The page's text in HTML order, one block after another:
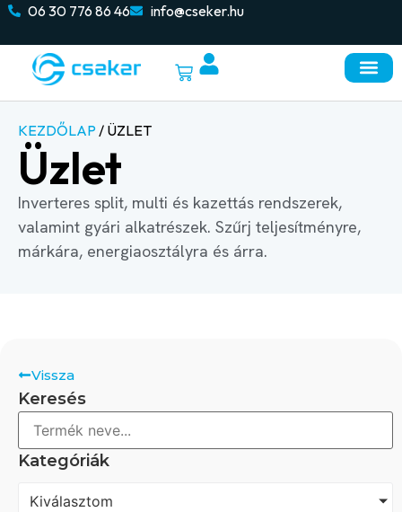
06 30 776 86 46 info@cseker.hu
KEZDŐLAP / ÜZLET
Üzlet
Inverteres split, multi és kazettás rendszerek,
valamint gyári alkatrészek. Szűrj teljesítményre,
márkára, energiaosztályra és árra.
Vissza
Keresés
Kategóriák
Kiválasztom